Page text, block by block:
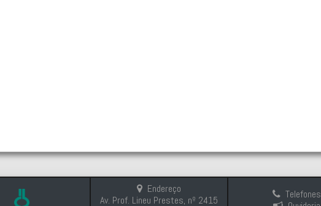
Endereço
Av. Prof. Lineu Prestes, nº 2415
Telefones